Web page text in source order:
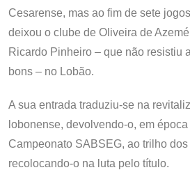
Cesarense, mas ao fim de sete
deixou o clube de Oliveira de
Ricardo Pinheiro – que não resistiu
bons – no Lobão.
A sua entrada traduziu-se na
lobonense, devolvendo-o, em
Campeonato SABSEG, ao trilho dos
recolocando-o na luta pelo título.